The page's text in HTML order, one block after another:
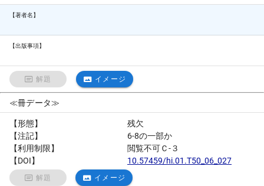
【著者名】
【出版事項】
解題 イメージ
≪冊データ≫
【形態】
残欠
【注記】
6-8の一部か
【利用制限】
閲覧不可Ｃ-３
【DOI】
10.57459/hi.01.T50_06_027
解題 イメージ